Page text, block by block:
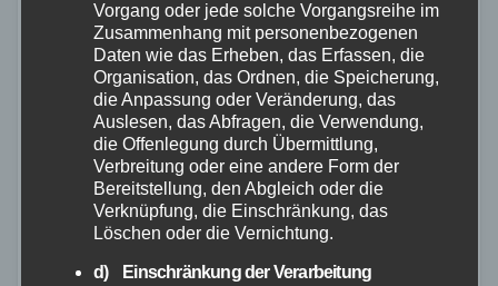
MAYEN-KOBLENZ POLIZEI RETTUNGSDIENST
Motorradfahrer stirbt Wochen nach
Unfall auf der B256 – Polizei sucht
weitere Zeugen
21. JULI 2026
Ein Verkehrsunfall auf der B256 bei Plaidt hat nun
doch ein tödliches Ende genommen. Ein 67-jähriger
Fahrer eines Kleinkraftrades, der zunächst nur leicht
Vorgang oder jede solche Vorgangsreihe im
Zusammenhang mit personenbezogenen
Daten wie das Erheben, das Erfassen, die
Organisation, das Ordnen, die Speicherung,
die Anpassung oder Veränderung, das
Auslesen, das Abfragen, die Verwendung,
die Offenlegung durch Übermittlung,
Verbreitung oder eine andere Form der
Bereitstellung, den Abgleich oder die
Verknüpfung, die Einschränkung, das
Löschen oder die Vernichtung.
d) Einschränkung der Verarbeitung